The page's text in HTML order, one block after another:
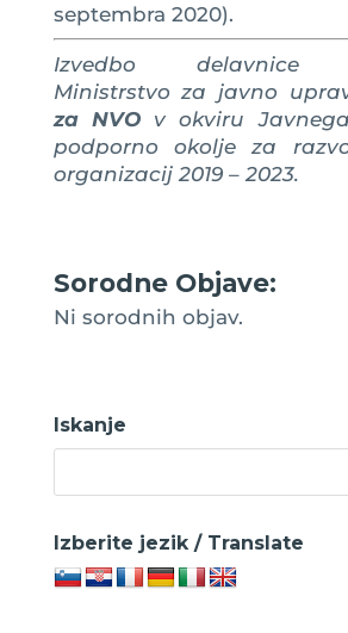
septembra 2020).
Izvedbo delavnice
Ministrstvo za javno
za NVO v okviru
podporno okolje za
organizacij 2019 – 2023.
Sorodne Objave:
Ni sorodnih objav.
Iskanje
Izberite jezik / Translate